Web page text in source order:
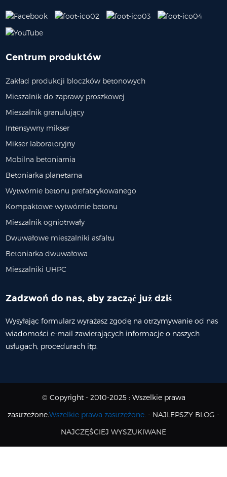
Centrum produktów
Zakład produkcji bloczków betonowych
Mieszalnik do zaprawy proszkowej
Mieszalnik granulujący
Intensywny mikser
Mikser laboratoryjny
Mobilna betoniarnia
Betoniarka planetarna
Wytwórnie betonu prefabrykowanego
Kompaktowe wytwórnie betonu
Mieszalnik ogniotrwały
Dwuwałowe mieszalniki asfaltu
Betoniarka dwuwałowa
Mieszalniki UHPC
Zadzwoń do nas, aby zacząć już dziś
Wysyłając formularz wyrażasz zgodę na otrzymywanie od nas
wiadomości e-mail zawierających informacje o naszych
usługach, procedurach itp.
© Copyright - 2010-2025 : Wszelkie prawa
zastrzeżone.Wszelkie prawa zastrzeżone. - NAJLEPSZY BLOG -
NAJCZĘŚCIEJ WYSZUKIWANE